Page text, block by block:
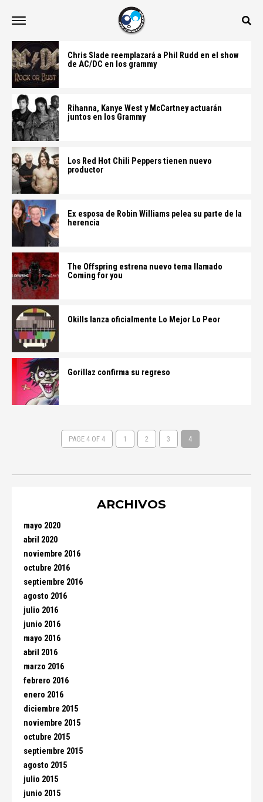
Chris Slade reemplazará a Phil Rudd en el show
de AC/DC en los grammy
Rihanna, Kanye West y McCartney actuarán
juntos en los Grammy
Los Red Hot Chili Peppers tienen nuevo
productor
Ex esposa de Robin Williams pelea su parte de la
herencia
The Offspring estrena nuevo tema llamado
Coming for you
Okills lanza oficialmente Lo Mejor Lo Peor
Gorillaz confirma su regreso
PAGE 4 OF 4 1 2 3 4
ARCHIVOS
mayo 2020
abril 2020
noviembre 2016
octubre 2016
septiembre 2016
agosto 2016
julio 2016
junio 2016
mayo 2016
abril 2016
marzo 2016
febrero 2016
enero 2016
diciembre 2015
noviembre 2015
octubre 2015
septiembre 2015
agosto 2015
julio 2015
junio 2015